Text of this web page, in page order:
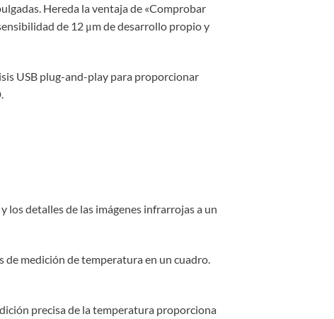
Hereda la ventaja de «Comprobar
de 12 μm de desarrollo propio y
USB plug-and-play para proporcionar
los detalles de las imágenes infrarrojas a un
medición de temperatura en un cuadro.
precisa de la temperatura proporciona